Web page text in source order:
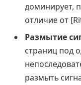
доминирует,
отличие от
Размытие
страниц под
размыть